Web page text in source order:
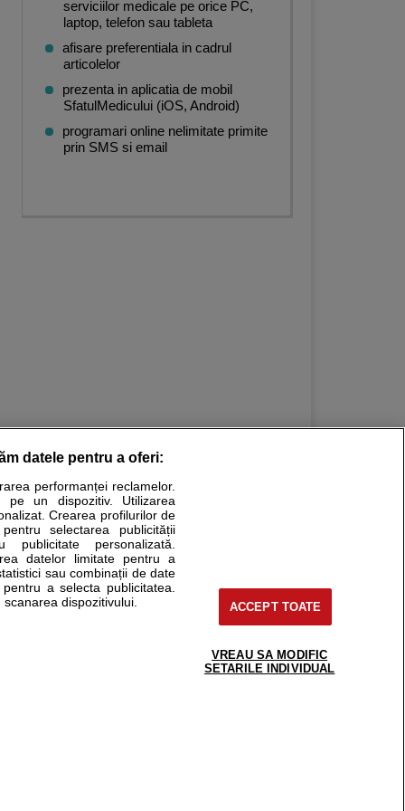
serviciilor medicale pe orice PC,
laptop, telefon sau tableta
afisare preferentiala in cadrul
articolelor
prezenta in aplicatia de mobil
SfatulMedicului (iOS, Android)
programari online nelimitate primite
prin SMS si email
Stiri medicale
Ele nu pot substitui consultul medical direct si
fie medicul Dvs., fie unul dintre medicii pe care
support@sfatulmedicului.ro
datele pentru a oferi:
performanței reclamelor.
pe un dispozitiv. Utilizarea
Crearea profilurilor de
selectarea publicității
publicitate personalizată.
datelor limitate pentru a
sau combinații de date
a selecta publicitatea.
dispozitivului.
ACCEPT TOATE
VREAU SA MODIFIC
SETARILE INDIVIDUAL